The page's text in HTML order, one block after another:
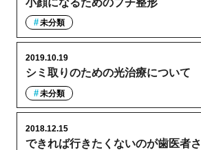
小顔になるためのプチ整形
未分類
シミ取りのための光治療について
2019.10.19
未分類
できれば行きたくないのが歯医者さ
2018.12.15